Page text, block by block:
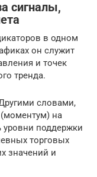
сигналы,
в одном
он служит
и точек
тренда.
словами,
на
уровни поддержки
торговых
значений и